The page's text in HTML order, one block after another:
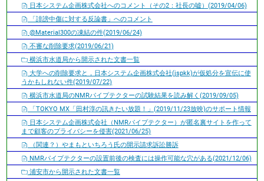
日本システム企画株式会社へのコメント（その2：社長の嘘）(2019/04/06)
「誹謗中傷に対する反論書」へのコメント
@Material300の凍結の件(2019/06/24)
不審な削除要求(2019/06/21)
横浜市水道局から開示された文書一覧
大学への削除要求と，日本システム企画株式会社(jspkk)が仮処分を宣伝に使
うかもしれない件(2019/07/22)
横浜市水道局のNMRパイプテクターの試験結果を読み解く(2019/09/05)
「TOKYO MX「田村淳の訊きたい放題！」(2019/11/23放映)のサポート情報
日本システム企画株式会社（NMRパイプテクター）が匿名裏サイトを作って
まで顧客のプライバシーを侵害(2021/06/25)
（関連？）やまもといちろう氏の開示請求訴訟勝訴
NMRパイプテクターの設置前後の検査には操作可能な穴がある(2021/12/06)
浦安市から開示された文書一覧